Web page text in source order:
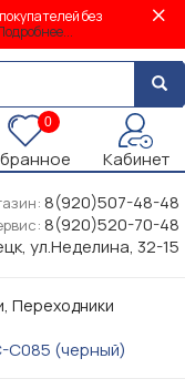
без
0
Кабинет
8(920)507-48-48
8(920)520-70-48
ул.Неделина, 32-15
Переходники
C085 (черный)